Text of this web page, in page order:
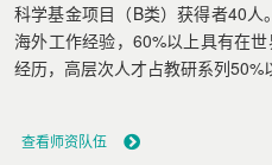
科学基金项目（B类）获得者40
海外工作经验，60%以上具有在
经历，高层次人才占教研系列50%
查看师资队伍